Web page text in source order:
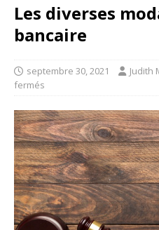
Les diverses
bancaire
septembre 30, 2021 Judith
fermés